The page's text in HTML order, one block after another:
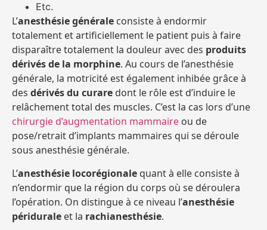
Etc.
L’anesthésie générale consiste à endormir
totalement et artificiellement le patient puis à faire
disparaître totalement la douleur avec des produits
dérivés de la morphine. Au cours de l’anesthésie
générale, la motricité est également inhibée grâce à
des dérivés du curare dont le rôle est d’induire le
relâchement total des muscles. C’est la cas lors d’une
chirurgie d’augmentation mammaire ou de
pose/retrait d’implants mammaires qui se déroule
sous anesthésie générale.
L’anesthésie locorégionale quant à elle consiste à
n’endormir que la région du corps où se déroulera
l’opération. On distingue à ce niveau l’anesthésie
péridurale et la rachianesthésie.